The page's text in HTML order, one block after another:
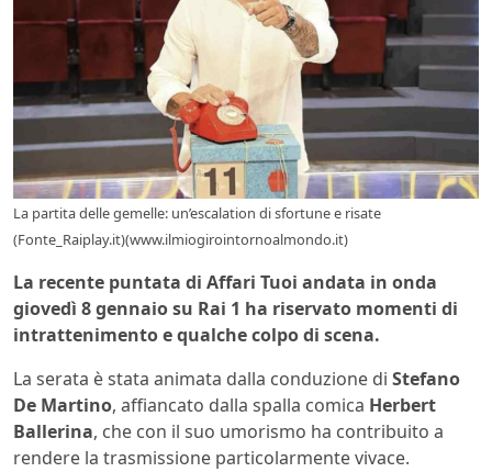
La partita delle gemelle: un’escalation di sfortune e risate
(Fonte_Raiplay.it)(www.ilmiogirointornoalmondo.it)
La recente puntata di Affari Tuoi andata in onda
giovedì 8 gennaio su Rai 1 ha riservato momenti di
intrattenimento e qualche colpo di scena.
La serata è stata animata dalla conduzione di Stefano
De Martino, affiancato dalla spalla comica Herbert
Ballerina, che con il suo umorismo ha contribuito a
rendere la trasmissione particolarmente vivace.